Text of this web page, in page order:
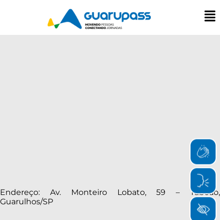
Endereço: Av. Monteiro Lobato, 59 – Taboão,
Guarulhos/SP